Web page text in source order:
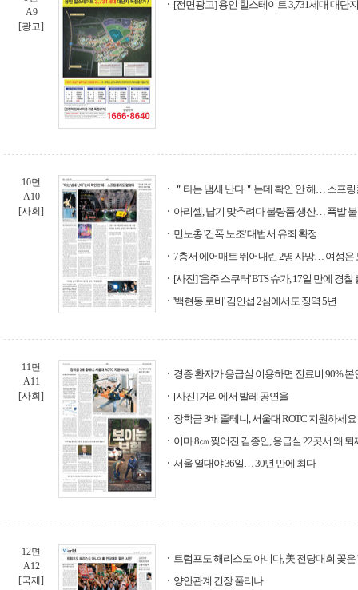
A9
[광고]
[전면광고] 용인 힐스테이트 3,731세대 대단
10면
A10
[사회]
＂타는 냄새 난다＂는데 확인 안 해… 스프
아리셀, 납기 맞추려다 불량품 생산… 폭발
민노총 '건폭 노조' 대법서 유죄 확정
7층서 에어매트 뛰어내린 2명 사망… 여성은
[사진] '음주 스쿠터' BTS 슈가, 17일 만에 경찰
'백현동 로비' 김인섭 2심에서도 징역 5년
11면
A11
[사회]
경증 환자가 응급실 이용하면 진료비 90% 본
[사진] 거리에서 발레 공연을
장학금 3배 줄테니, 서울대 ROTC 지원하세요
이마 8㎝ 찢어진 김종인, 응급실 22곳서 왜 퇴
서울 열대야 36일… 30년 만에 최다
12면
A12
[국제]
트럼프도 해리스도 아니다, 美 전당대회 꽃은
양안관계 긴장 풀리나